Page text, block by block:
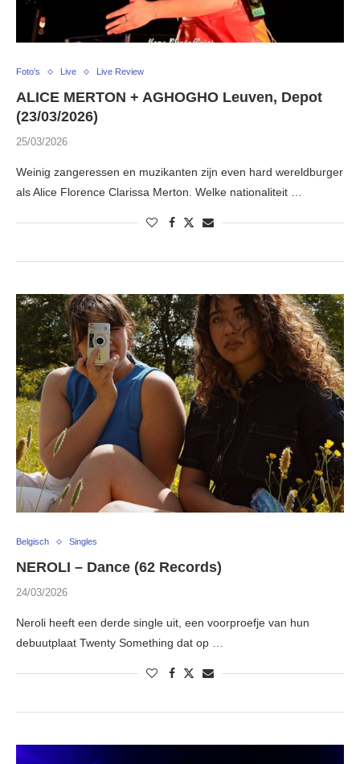
Foto's Live Live Review
ALICE MERTON + AGHOGHO Leuven, Depot
(23/03/2026)
25/03/2026
Weinig zangeressen en muzikanten zijn even hard wereldburger
als Alice Florence Clarissa Merton. Welke nationaliteit …
Belgisch Singles
NEROLI – Dance (62 Records)
24/03/2026
Neroli heeft een derde single uit, een voorproefje van hun
debuutplaat Twenty Something dat op …